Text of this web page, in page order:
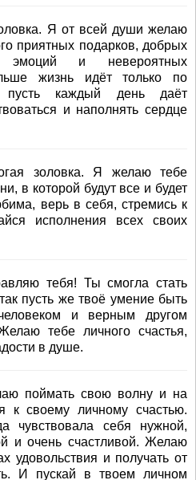
Я от всей души желаю
приятных подарков, добрых
эмоций и невероятных
жизнь идёт только по
пусть каждый день даёт
и наполнять сердце
золовка. Я желаю тебе
в которой будут все и будет
верь в себя, стремись к
исполнения всех своих
тебя! Ты смогла стать
пусть же твоё умение быть
и верным другом
тебе личного счастья,
в душе.
поймать свою волну и на
к своему личному счастью.
чувствовала себя нужной,
и очень счастливой. Желаю
удовольствия и получать от
И пускай в твоем личном